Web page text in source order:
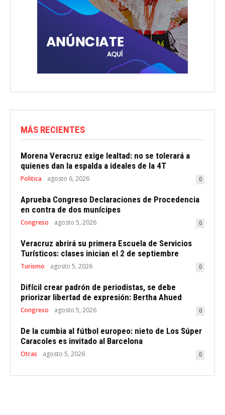
MÁS RECIENTES
Morena Veracruz exige lealtad: no se tolerará a
quienes dan la espalda a ideales de la 4T
Politica agosto 6, 2026 0
Aprueba Congreso Declaraciones de Procedencia
en contra de dos munícipes
Congreso agosto 5, 2026 0
Veracruz abrirá su primera Escuela de Servicios
Turísticos: clases inician el 2 de septiembre
Turismo agosto 5, 2026 0
Difícil crear padrón de periodistas, se debe
priorizar libertad de expresión: Bertha Ahued
Congreso agosto 5, 2026 0
De la cumbia al fútbol europeo: nieto de Los Súper
Caracoles es invitado al Barcelona
Otras agosto 5, 2026 0